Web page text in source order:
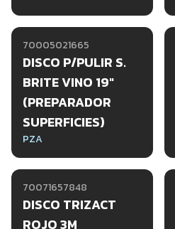
70005021665
DISCO P/PULIR S.
BRITE VINO 19"
(PREPARADOR
SUPERFICIES)
PZA
70071657848
DISCO TRIZACT
ROJO 3M